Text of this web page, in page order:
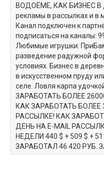
ВОДОЁМЕ, КАК БИЗНЕС В
рекламы в рассылках и в
Канал подключен к
подписаться на каналы:
Любимые игрушки:
разведение радужной
условиях. Бизнес в
в искусственном пруду
селе. Ловля карпа
ЗАРАБОТАТЬ БОЛЕЕ
КАК ЗАРАБОТАТЬ БОЛЕЕ
РАССЫЛКЕ! КАК
ДЕНЬ НА E-MAIL
НЕДЕЛИ 440 $ + 509 $ +
ЗАРАБОТАЛ 46 420 РУБ.